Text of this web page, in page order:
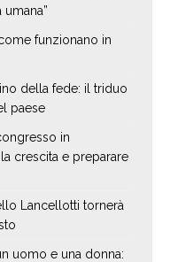
funzionano in
della fede: il triduo
paese
in
crescita e preparare
Lancellotti tornerà
uomo e una donna: